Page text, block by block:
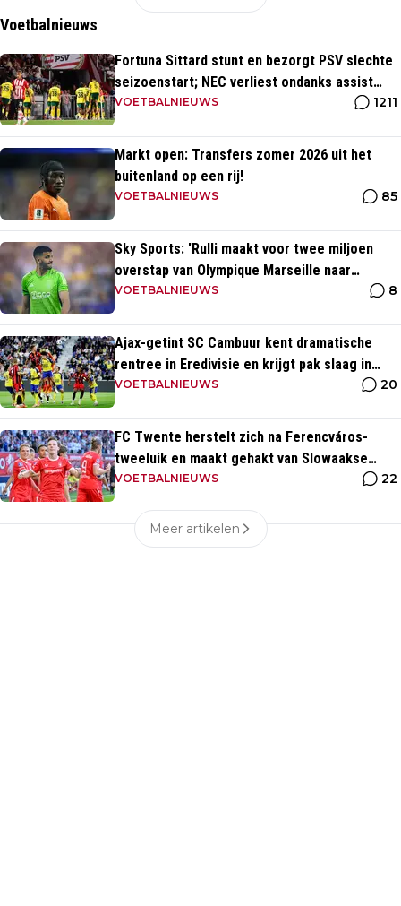
Voetbalnieuws
Fortuna Sittard stunt en bezorgt PSV slechte
seizoenstart; NEC verliest ondanks assist
Tadic
VOETBALNIEUWS 1211
Markt open: Transfers zomer 2026 uit het
buitenland op een rij!
VOETBALNIEUWS 85
Sky Sports: 'Rulli maakt voor twee miljoen
overstap van Olympique Marseille naar
Manchester City'
VOETBALNIEUWS 8
Ajax-getint SC Cambuur kent dramatische
rentree in Eredivisie en krijgt pak slaag in
eigen huis
VOETBALNIEUWS 20
FC Twente herstelt zich na Ferencváros-
tweeluik en maakt gehakt van Slowaakse
opponent
VOETBALNIEUWS 22
Meer artikelen